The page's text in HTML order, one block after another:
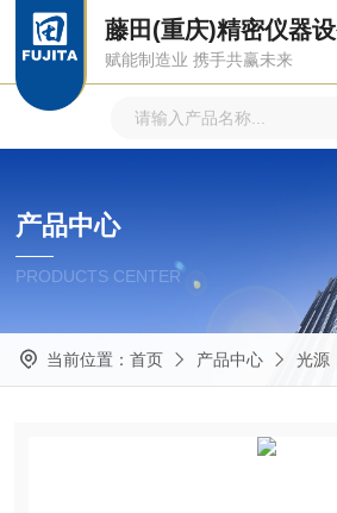
藤田(重庆)精密仪器
赋能制造业 携手共赢未来
产品中心
PRODUCTS CENTER
当前位置： 首页 产品中心 光源